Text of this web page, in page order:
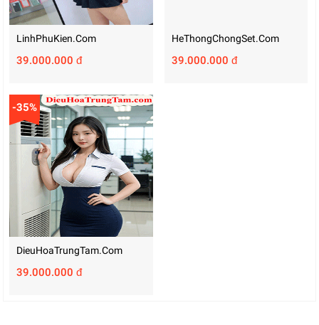
LinhPhuKien.com
39.000.000 đ
HeThongChongSet.com
39.000.000 đ
-35%
DieuHoaTrungTam.com
39.000.000 đ